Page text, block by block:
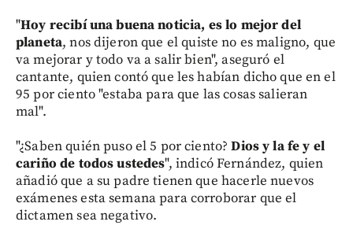
"Hoy recibí una buena noticia, es lo mejor del
planeta, nos dijeron que el quiste no es maligno, que
va mejorar y todo va a salir bien", aseguró el
cantante, quien contó que les habían dicho que en el
95 por ciento "estaba para que las cosas salieran
mal".
"¿Saben quién puso el 5 por ciento?Dios y la fe y el
cariño de todos ustedes", indicó Fernández, quien
añadió que a su padre tienen que hacerle nuevos
exámenes esta semana para corroborar que el
dictamen sea negativo.